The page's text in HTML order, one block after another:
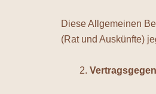
Diese Allgemeinen
(Rat und Auskünfte)